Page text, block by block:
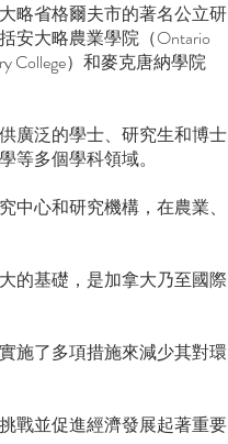
略省格爾夫市的著名公立研
安大略農業學院（Ontario
College）和麥克唐納學院
廣泛的學士、研究生和博士
多個學科領域。
心和研究機構，在農業、
的基礎，是加拿大乃至國際
施了多項措施來減少其對環
戰並促進經濟發展起著重要